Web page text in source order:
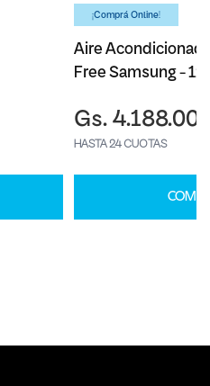
¡Comprá Online!
Aire
Free Samsung -
Gs.
HASTA 24 CUOTAS